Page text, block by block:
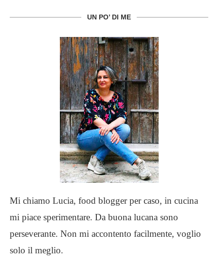
UN PO’ DI ME
Mi chiamo Lucia, food blogger per caso, in cucina
mi piace sperimentare. Da buona lucana sono
perseverante. Non mi accontento facilmente, voglio
solo il meglio.